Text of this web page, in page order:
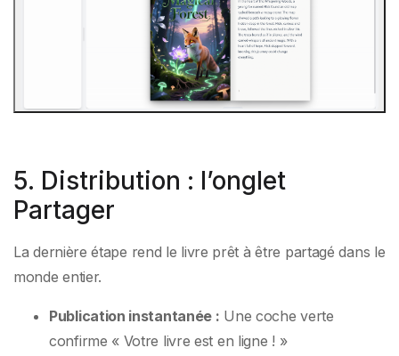
5. Distribution : l’onglet
Partager
La dernière étape rend le livre prêt à être partagé dans le
monde entier.
Publication instantanée : Une coche verte
confirme « Votre livre est en ligne ! »